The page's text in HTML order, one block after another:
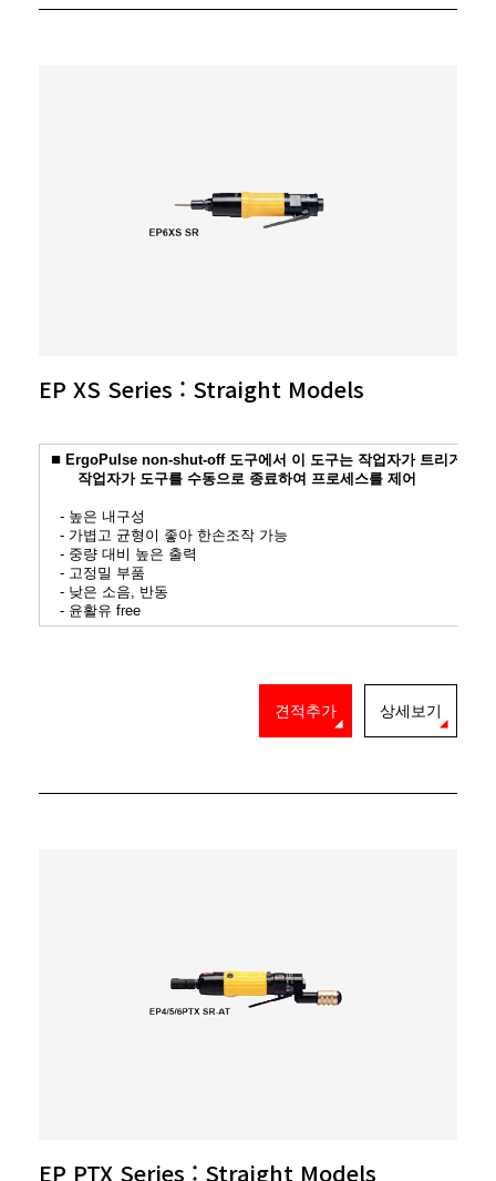
EP XS Series : Straight Models
■ ErgoPulse non-shut-off 도구에서 이 도구는 작업자가 트리거를
작업자가 도구를 수동으로 종료하여 프로세스를 제어
- 높은 내구성
- 가볍고 균형이 좋아 한손조작 가능
- 중량 대비 높은 출력
- 고정밀 부품
- 낮은 소음, 반동
- 윤활유 free
견적추가 상세보기
EP PTX Series : Straight Models